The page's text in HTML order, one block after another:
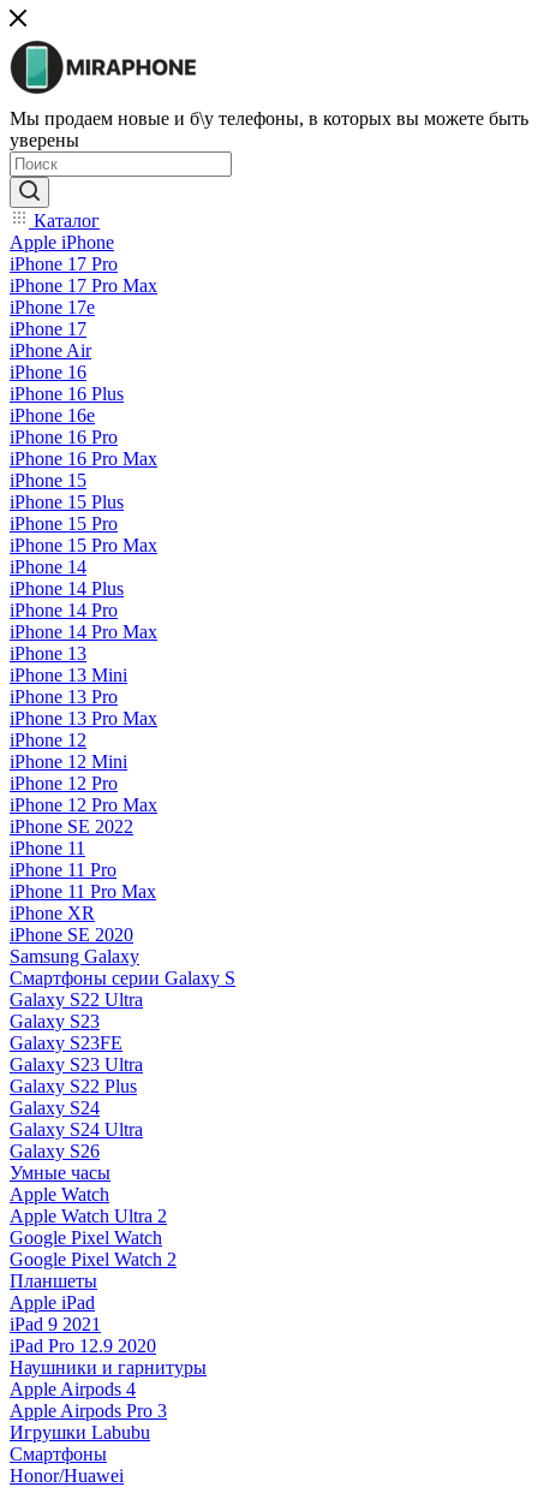
Мы продаем новые и б\у телефоны, в которых вы можете быть
уверены
Каталог
Apple iPhone
iPhone 17 Pro
iPhone 17 Pro Max
iPhone 17e
iPhone 17
iPhone Air
iPhone 16
iPhone 16 Plus
iPhone 16e
iPhone 16 Pro
iPhone 16 Pro Max
iPhone 15
iPhone 15 Plus
iPhone 15 Pro
iPhone 15 Pro Max
iPhone 14
iPhone 14 Plus
iPhone 14 Pro
iPhone 14 Pro Max
iPhone 13
iPhone 13 Mini
iPhone 13 Pro
iPhone 13 Pro Max
iPhone 12
iPhone 12 Mini
iPhone 12 Pro
iPhone 12 Pro Max
iPhone SE 2022
iPhone 11
iPhone 11 Pro
iPhone 11 Pro Max
iPhone XR
iPhone SE 2020
Samsung Galaxy
Смартфоны серии Galaxy S
Galaxy S22 Ultra
Galaxy S23
Galaxy S23FE
Galaxy S23 Ultra
Galaxy S22 Plus
Galaxy S24
Galaxy S24 Ultra
Galaxy S26
Умные часы
Apple Watch
Apple Watch Ultra 2
Google Pixel Watch
Google Pixel Watch 2
Планшеты
Apple iPad
iPad 9 2021
iPad Pro 12.9 2020
Наушники и гарнитуры
Apple Airpods 4
Apple Airpods Pro 3
Игрушки Labubu
Смартфоны
Honor/Huawei